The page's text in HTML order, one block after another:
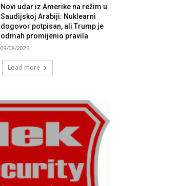
Novi udar iz Amerike na režim u
Saudijskoj Arabiji: Nuklearni
dogovor potpisan, ali Trump je
odmah promijenio pravila
09/08/2026
Load more